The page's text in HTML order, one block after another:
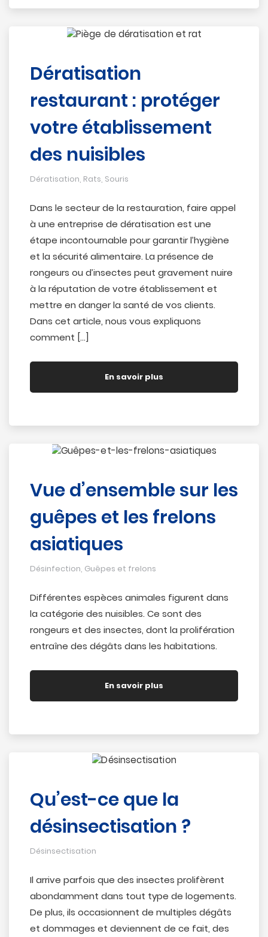
Dératisation
restaurant : protéger
votre établissement
des nuisibles
Dératisation Rats Souris
Dans le secteur de la restauration, faire appel
à une entreprise de dératisation est une
étape incontournable pour garantir l’hygiène
et la sécurité alimentaire. La présence de
rongeurs ou d’insectes peut gravement nuire
à la réputation de votre établissement et
mettre en danger la santé de vos clients.
Dans cet article, nous vous expliquons
comment […]
En savoir plus
Vue d’ensemble sur les
guêpes et les frelons
asiatiques
Désinfection, Guêpes et frelons
Différentes espèces animales figurent dans
la catégorie des nuisibles. Ce sont des
rongeurs et des insectes, dont la prolifération
entraîne des dégâts dans les habitations.
En savoir plus
Qu’est-ce que la
désinsectisation ?
Désinsectisation
Il arrive parfois que des insectes prolifèrent
abondamment dans tout type de logements.
De plus, ils occasionnent de multiples dégâts
et dommages et deviennent de ce fait, des